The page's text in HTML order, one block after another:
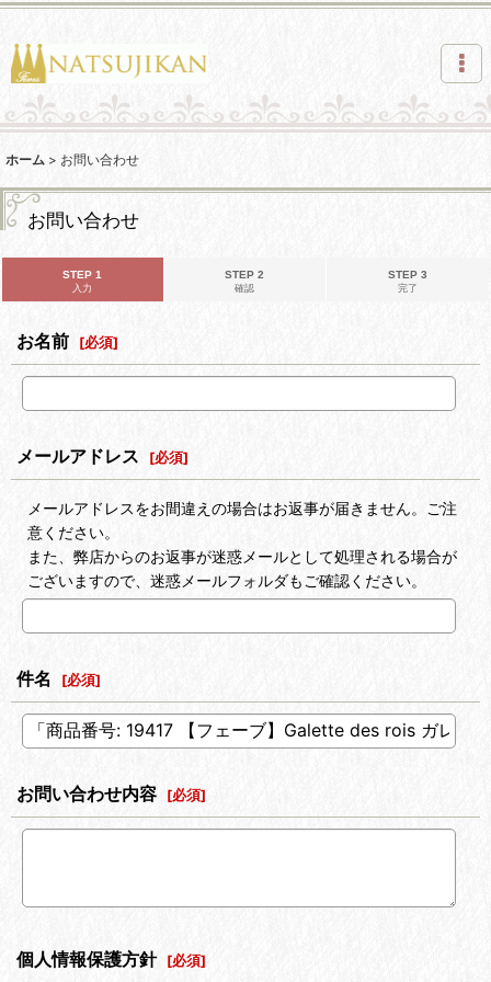
ホーム > お問い合わせ
お問い合わせ
STEP 1
入力
STEP 2
確認
STEP 3
完了
お名前 [必須]
メールアドレス [必須]
メールアドレスをお間違えの場合はお返事が届きません。ご注
意ください。
また、弊店からのお返事が迷惑メールとして処理される場合が
ございますので、迷惑メールフォルダもご確認ください。
件名 [必須]
お問い合わせ内容 [必須]
個人情報保護方針 [必須]